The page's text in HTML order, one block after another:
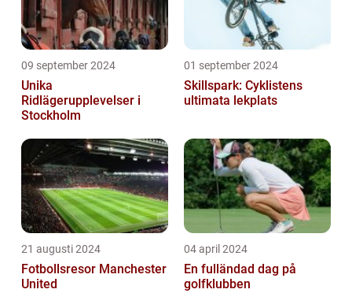
09 september 2024
Unika
Ridlägerupplevelser i
Stockholm
01 september 2024
Skillspark: Cyklistens
ultimata lekplats
21 augusti 2024
Fotbollsresor Manchester
United
04 april 2024
En fulländad dag på
golfklubben